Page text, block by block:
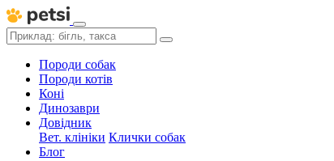
Породи собак
Породи котів
Коні
Динозаври
Довідник
Вет. клініки Клички собак
Блог